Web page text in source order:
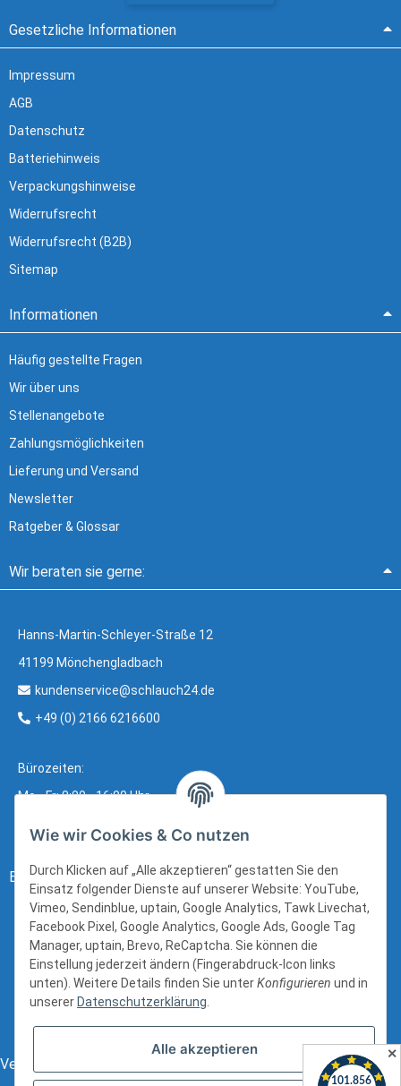
Gesetzliche Informationen
Impressum
AGB
Datenschutz
Batteriehinweis
Verpackungshinweise
Widerrufsrecht
Widerrufsrecht (B2B)
Sitemap
Informationen
Häufig gestellte Fragen
Wir über uns
Stellenangebote
Zahlungsmöglichkeiten
Lieferung und Versand
Newsletter
Ratgeber & Glossar
Wir beraten sie gerne:
Hanns-Martin-Schleyer-Straße 12
41199 Mönchengladbach
kundenservice@schlauch24.de
+49 (0) 2166 6216600
Bürozeiten:
Mo - Fr: 8:00 - 16:00 Uhr
Bezahlung:
Versand:
Wie wir Cookies & Co nutzen
Durch Klicken auf „Alle akzeptieren“ gestatten Sie den
Einsatz folgender Dienste auf unserer Website: YouTube,
Vimeo, Sendinblue, uptain, Google Analytics, Tawk Livechat,
Facebook Pixel, Google Analytics, Google Ads, Google Tag
Manager, uptain, Brevo, ReCaptcha. Sie können die
Einstellung jederzeit ändern (Fingerabdruck-Icon links
unten). Weitere Details finden Sie unterKonfigurieren und in
unserer Datenschutzerklärung.
Alle akzeptieren ✕